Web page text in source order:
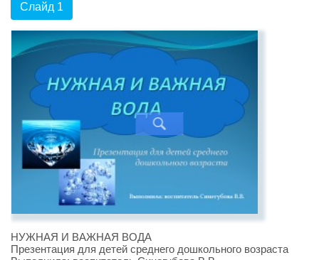
Слайд 1
НУЖНАЯ И ВАЖНАЯ ВОДА
Презентация для детей среднего дошкольного возраста